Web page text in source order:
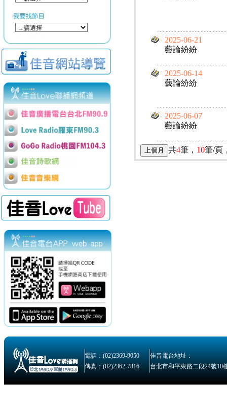
2025-06-21
藝論紛紛
2025-06-14
藝論紛紛
2025-06-07
藝論紛紛
共4筆， 10筆/頁
電話：(02)2369-9050
佳音電台地址：
傳真：(02)2362-7816
台北市和平東路二段24號10